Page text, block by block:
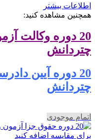
اطلاعات بیشتر
همچنین مشاهده کنید:
20 دوره وکالت
چتردانش
20 دوره آیین
چتردانش
اتمام موجودی
برای مقایسه اضافه کنید